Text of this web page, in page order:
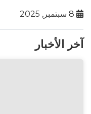
آخر الأخبار